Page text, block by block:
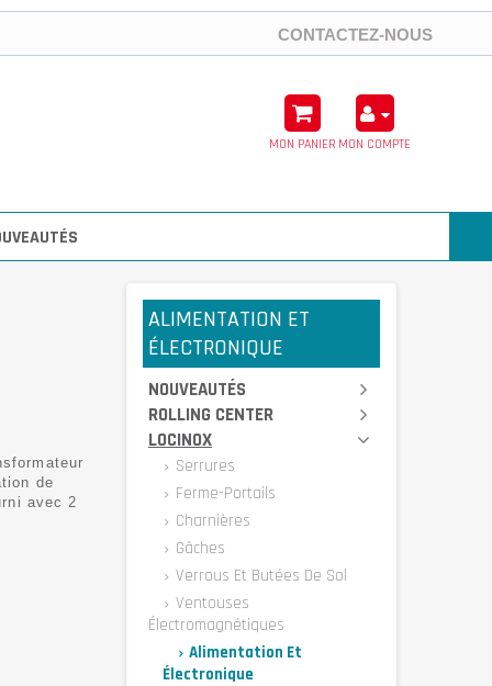
CONTACTEZ-NOUS
MON PANIER MON COMPTE
de
avec 2
ALIMENTATION ET
ÉLECTRONIQUE
NOUVEAUTÉS
ROLLING CENTER
LOCINOX
Serrures
Ferme-Portails
Charnières
Gâches
Verrous Et Butées De Sol
Ventouses
Électromagnétiques
Alimentation Et
Électronique